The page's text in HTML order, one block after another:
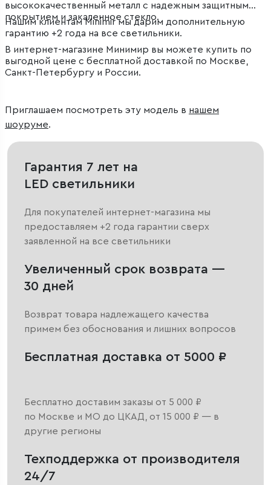
высококачественный металл с надежным защитным
покрытием и закаленное стекло.
Нашим клиентам Minimir мы дарим дополнительную
гарантию +2 года на все светильники.
В интернет-магазине Минимир вы можете купить по
выгодной цене с бесплатной доставкой по Москве,
Санкт-Петербургу и России.
Приглашаем посмотреть эту модель в нашем
шоуруме.
Гарантия 7 лет на
LED светильники
Для покупателей интернет-магазина мы
предоставляем +2 года гарантии сверх
заявленной на все светильники
Увеличенный срок возврата —
30 дней
Возврат товара надлежащего качества
примем без обоснования и лишних вопросов
Бесплатная доставка от 5000 ₽
Бесплатно доставим заказы от 5 000 ₽
по Москве и МО до ЦКАД, от 15 000 ₽ — в
другие регионы
Техподдержка от производителя
24/7